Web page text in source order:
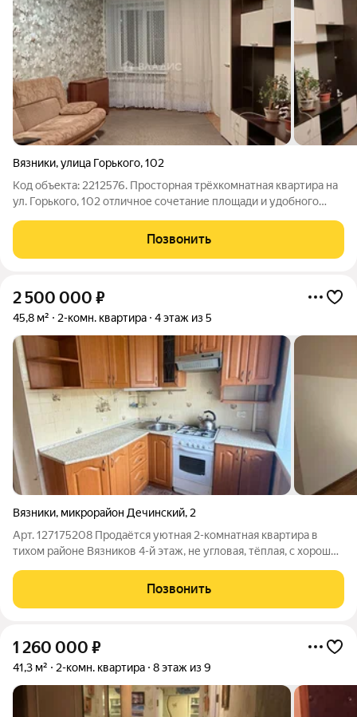
Вязники,улица Горького,102
Код объекта: 2212576. Просторная трёхкомнатная квартира на
ул. Горького, 102 отличное сочетание площади и удобного
Светлые изолированные комнаты общей площадью 63,4 м
дают ощущение простора и
Позвонить
2 500 000 ₽
45,8 м² 2-комн. квартира 4 этаж из 5
Вязники, микрорайон Дечинский, 2
Арт. 127175208 Продаётся уютная 2-комнатная квартира в
тихом районе Вязников 4-й этаж, не угловая, тёплая, с хорошей
порядочные. Особенности квартиры:Общая площадь 44,5 м
(просторные
Позвонить
1 260 000 ₽
41,3 м² 2-комн. квартира 8 этаж из 9